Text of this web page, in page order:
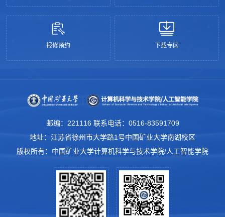
报修预约 下载专区
邮编：221116 联系电话：0516-83591709
地址：江苏省徐州市大学路1号中国矿业大学南湖校区
版权所有：中国矿业大学计算机科学与技术学院/人工智能学院